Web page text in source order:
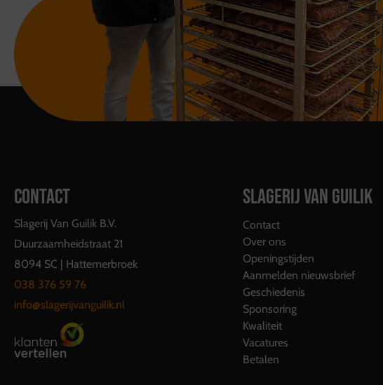
CONTACT
Slagerij Van Guilik B.V.
Duurzaamheidstraat 21
8094 SC | Hattemerbroek
038 376 59 76
info@slagerijvanguilik.nl
SLAGERIJ VAN GUILIK
Contact
Over ons
Openingstijden
Aanmelden nieuwsbrief
Geschiedenis
Sponsoring
Kwaliteit
Vacatures
Betalen